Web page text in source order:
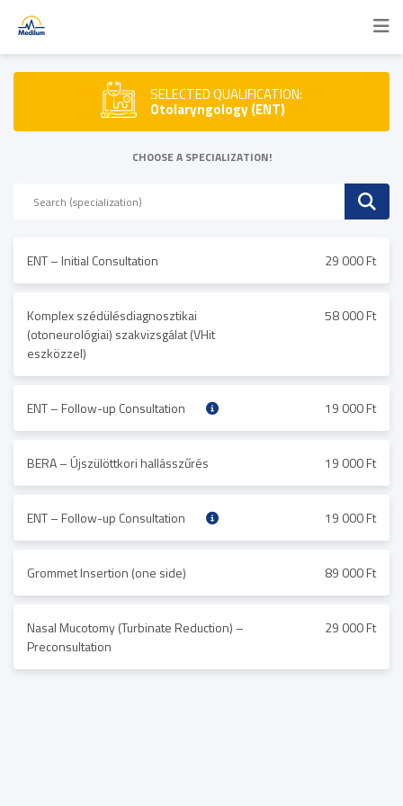
SELECTED QUALIFICATION:
Otolaryngology (ENT)
CHOOSE A SPECIALIZATION!
ENT – Initial Consultation 29 000 Ft
Komplex szédülésdiagnosztikai
(otoneurológiai) szakvizsgálat (VHit
eszközzel)
58 000 Ft
ENT – Follow-up Consultation 19 000 Ft
BERA – Újszülöttkori hallásszűrés 19 000 Ft
ENT – Follow-up Consultation 19 000 Ft
Grommet Insertion (one side) 89 000 Ft
Nasal Mucotomy (Turbinate Reduction) –
Preconsultation
29 000 Ft